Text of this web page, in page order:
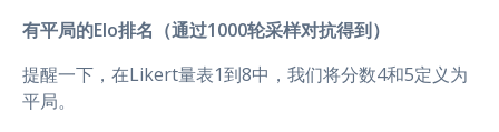
有平局的Elo排名（通过1000轮采样对抗得到）
提醒一下，在Likert量表1到8中，我们将分数4和5定义为
平局。